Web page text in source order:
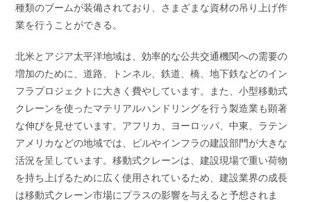
種類のブームが装備されており、さまざまな資材の吊り上げ作
業を行うことができる。
北米とアジア太平洋地域は、効率的な公共交通機関への需要の
増加のために、道路、トンネル、鉄道、橋、地下鉄などのイン
フラプロジェクトに大きく費やしています。また、小型移動式
クレーンを使ったマテリアルハンドリングを行う製造業も顕著
な伸びを見せています。アフリカ、ヨーロッパ、中東、ラテン
アメリカなどの地域では、ビルやインフラの建設部門が大きな
活況を呈しています。移動式クレーンは、建設現場で重い荷物
を持ち上げるために広く使用されているため、建設業界の成長
は移動式クレーン市場にプラスの影響を与えると予想されま